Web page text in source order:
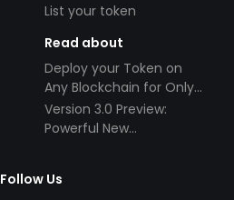
List your token
Read about
Deploy your Token on
Any Blockchain for Only
$49!
Version 3.0 Preview:
Powerful New
Follow Us